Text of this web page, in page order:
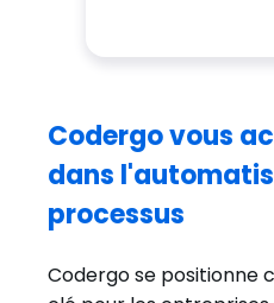
Codergo vous
dans
processus
Codergo se positionne